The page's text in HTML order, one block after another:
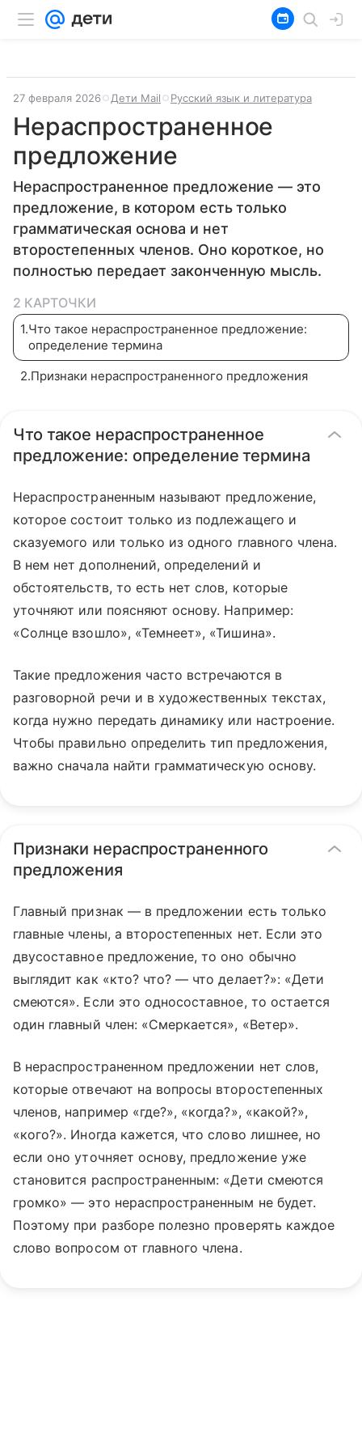
27 февраля 2026 Дети Mail Русский язык и литература
Нераспространенное
предложение
Нераспространенное предложение — это
предложение, в котором есть только
грамматическая основа и нет
второстепенных членов. Оно короткое, но
полностью передает законченную мысль.
2 КАРТОЧКИ
1.Что такое нераспространенное предложение:
определение термина
2.Признаки нераспространенного предложения
Что такое нераспространенное
предложение: определение термина
Нераспространенным называют предложение,
которое состоит только из подлежащего и
сказуемого или только из одного главного члена.
В нем нет дополнений, определений и
обстоятельств, то есть нет слов, которые
уточняют или поясняют основу. Например:
«Солнце взошло», «Темнеет», «Тишина».
Такие предложения часто встречаются в
разговорной речи и в художественных текстах,
когда нужно передать динамику или настроение.
Чтобы правильно определить тип предложения,
важно сначала найти грамматическую основу.
Признаки нераспространенного
предложения
Главный признак — в предложении есть только
главные члены, а второстепенных нет. Если это
двусоставное предложение, то оно обычно
выглядит как «кто? что? — что делает?»: «Дети
смеются». Если это односоставное, то остается
один главный член: «Смеркается», «Ветер».
В нераспространенном предложении нет слов,
которые отвечают на вопросы второстепенных
членов, например «где?», «когда?», «какой?»,
«кого?». Иногда кажется, что слово лишнее, но
если оно уточняет основу, предложение уже
становится распространенным: «Дети смеются
громко» — это нераспространенным не будет.
Поэтому при разборе полезно проверять каждое
слово вопросом от главного члена.